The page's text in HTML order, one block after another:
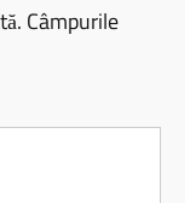
Câmpurile